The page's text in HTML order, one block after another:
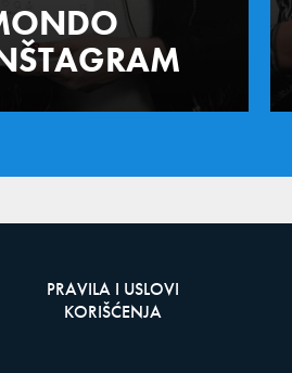
PRAVILA I USLOVI
KORIŠĆENJA